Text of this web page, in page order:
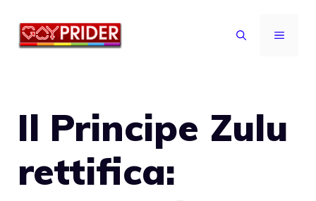
MENU
Il Principe Zulu
rettifica: